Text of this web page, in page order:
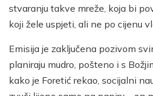
stvaranju takve mreže, koja bi
koji žele uspjeti, ali ne po cijenu
Emisija je zaključena pozivom
planiraju mudro, pošteno i s
kako je Foretić rekao, socijalni